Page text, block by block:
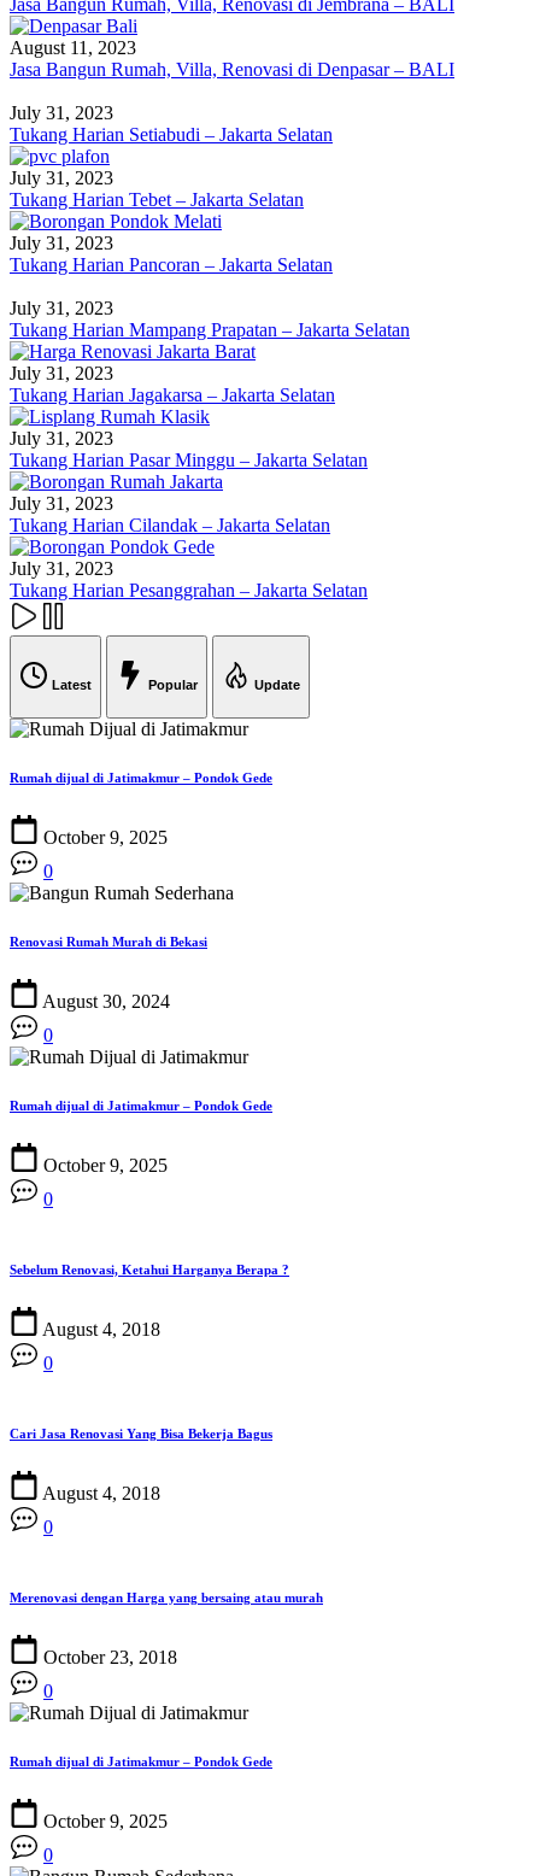
Jasa Bangun Rumah, Villa, Renovasi di Jembrana – BALI
August 11, 2023
Jasa Bangun Rumah, Villa, Renovasi di Denpasar – BALI
July 31, 2023
Tukang Harian Setiabudi – Jakarta Selatan
July 31, 2023
Tukang Harian Tebet – Jakarta Selatan
July 31, 2023
Tukang Harian Pancoran – Jakarta Selatan
July 31, 2023
Tukang Harian Mampang Prapatan – Jakarta Selatan
July 31, 2023
Tukang Harian Jagakarsa – Jakarta Selatan
July 31, 2023
Tukang Harian Pasar Minggu – Jakarta Selatan
July 31, 2023
Tukang Harian Cilandak – Jakarta Selatan
July 31, 2023
Tukang Harian Pesanggrahan – Jakarta Selatan
Latest Popular Update
Rumah dijual di Jatimakmur – Pondok Gede
October 9, 2025
0
Renovasi Rumah Murah di Bekasi
August 30, 2024
0
Rumah dijual di Jatimakmur – Pondok Gede
October 9, 2025
0
Sebelum Renovasi, Ketahui Harganya Berapa ?
August 4, 2018
0
Cari Jasa Renovasi Yang Bisa Bekerja Bagus
August 4, 2018
0
Merenovasi dengan Harga yang bersaing atau murah
October 23, 2018
0
Rumah dijual di Jatimakmur – Pondok Gede
October 9, 2025
0